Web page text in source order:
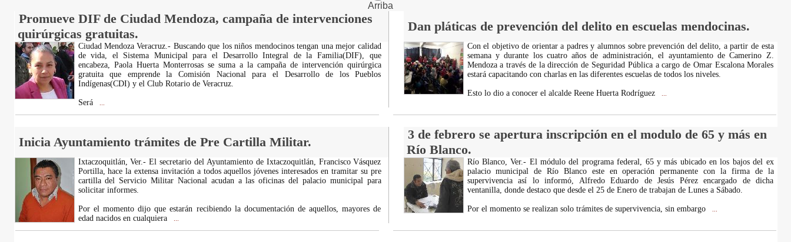
Arriba
Promueve DIF de Ciudad Mendoza, campaña de intervenciones
quirúrgicas gratuitas.
Dan pláticas de prevención del delito en escuelas mendocinas.
Ciudad Mendoza Veracruz.- Buscando que los niños mendocinos tengan una mejor calidad
de vida, el Sistema Municipal para el Desarrollo Integral de la Familia(DIF), que
encabeza, Paola Huerta Monterrosas se suma a la campaña de intervención quirúrgica
gratuita que emprende la Comisión Nacional para el Desarrollo de los Pueblos
Indígenas(CDI) y el Club Rotario de Veracruz.
Será
Con el objetivo de orientar a padres y alumnos sobre prevención del delito, a partir de esta
semana y durante los cuatro años de administración, el ayuntamiento de Camerino Z.
Mendoza a través de la dirección de Seguridad Pública a cargo de Omar Escalona Morales
estará capacitando con charlas en las diferentes escuelas de todos los niveles.
Esto lo dio a conocer el alcalde Reene Huerta Rodríguez
Inicia Ayuntamiento trámites de Pre Cartilla Militar.
3 de febrero se apertura inscripción en el modulo de 65 y más en
Río Blanco.
Ixtaczoquitlán, Ver.- El secretario del Ayuntamiento de Ixtaczoquitlán, Francisco Vásquez
Portilla, hace la extensa invitación a todos aquellos jóvenes interesados en tramitar su pre
cartilla del Servicio Militar Nacional acudan a las oficinas del palacio municipal para
solicitar informes.
Por el momento dijo que estarán recibiendo la documentación de aquellos, mayores de
edad nacidos en cualquiera
Río Blanco, Ver.- El módulo del programa federal, 65 y más ubicado en los bajos del ex
palacio municipal de Río Blanco este en operación permanente con la firma de la
supervivencia así lo informó, Alfredo Eduardo de Jesús Pérez encargado de dicha
ventanilla, donde destaco que desde el 25 de Enero de trabajan de Lunes a Sábado.
Por el momento se realizan solo trámites de supervivencia, sin embargo